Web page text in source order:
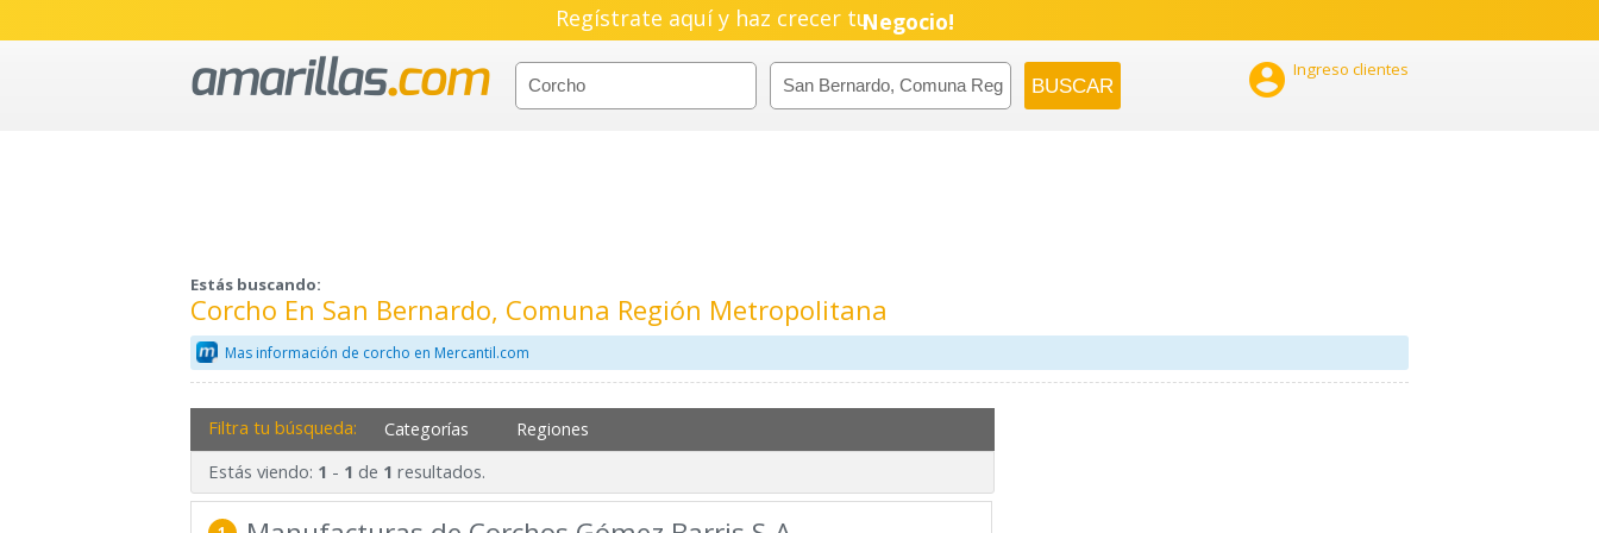
Regístrate aquí y haz crecer tuEmpresa!
Negocio!
Pyme!
 Ingreso clientes
Estás buscando:
Corcho En San Bernardo, Comuna Región Metropolitana
Mas información de corcho en Mercantil.com
Filtra tu búsqueda: Categorías Regiones
Estás viendo: 1 - 1 de 1 resultados.